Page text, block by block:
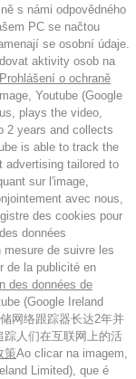
s námi odpovědného
PC se načtou
se osobní údaje.
aktivity osob na
Prohlášení o ochraně
Youtube (Google
plays the video,
2 years and collects
is able to track the
advertising tailored to
sur l'image,
avec nous,
des cookies pour
données
de suivre les
de la publicité en
des données de
(Google Ireland
网络跟踪器长达2年并
人们在互联网上的活
策Ao clicar na imagem,
Limited), que é